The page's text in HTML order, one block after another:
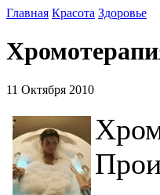
Главная Красота Здоровье
11 Октября 2010